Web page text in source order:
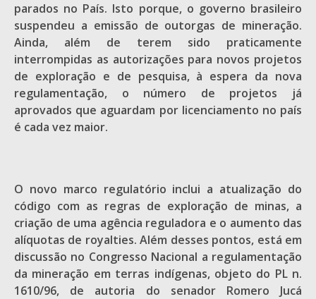
parados no País. Isto porque, o governo brasileiro
suspendeu a emissão de outorgas de mineração.
Ainda, além de terem sido praticamente
interrompidas as autorizações para novos projetos
de exploração e de pesquisa, à espera da nova
regulamentação, o número de projetos já
aprovados que aguardam por licenciamento no país
é cada vez maior.
O novo marco regulatório inclui a atualização do
código com as regras de exploração de minas, a
criação de uma agência reguladora e o aumento das
alíquotas de royalties. Além desses pontos, está em
discussão no Congresso Nacional a regulamentação
da mineração em terras indígenas, objeto do PL n.
1610/96, de autoria do senador Romero Jucá